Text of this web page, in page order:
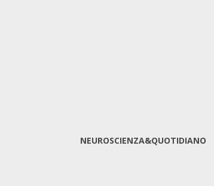
NEUROSCIENZA&QUOTIDIANO